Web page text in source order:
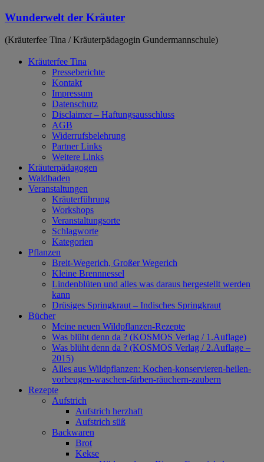
Zum
springen
Wunderwelt der Kräuter
(Kräuterfee Tina / Kräuterpädagogin Gundermannschule)
Kräuterfee Tina
Presseberichte
Kontakt
Impressum
Datenschutz
Disclaimer – Haftungsausschluss
AGB
Widerrufsbelehrung
Partner Links
Weitere Links
Kräuterpädagogen
Waldbaden
Veranstaltungen
Kräuterführung
Workshops
Veranstaltungsorte
Schlagworte
Kategorien
Pflanzen
Breit-Wegerich, Großer Wegerich
Kleine Brennnessel
Lindenblüten und alles was daraus hergestellt werden
kann
Drüsiges Springkraut – Indisches Springkraut
Bücher
Meine neuen Wildpflanzen-Rezepte
Was blüht denn da ? (KOSMOS Verlag / 1.Auflage)
Was blüht denn da ? (KOSMOS Verlag / 2.Auflage –
2015)
Alles aus Wildpflanzen: Kochen-konservieren-heilen-
vorbeugen-waschen-färben-räuchern-zaubern
Rezepte
Aufstrich
Aufstrich herzhaft
Aufstrich süß
Backwaren
Brot
Kekse